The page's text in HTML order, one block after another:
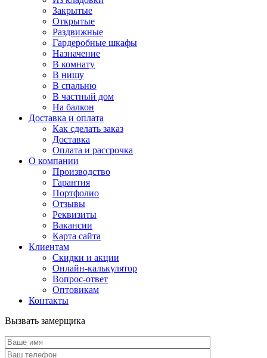
Закрытые
Открытые
Раздвижные
Гардеробные шкафы
Назначение
В комнату
В нишу
В спальню
В частный дом
На балкон
Доставка и оплата
Как сделать заказ
Доставка
Оплата и рассрочка
О компании
Производство
Гарантия
Портфолио
Отзывы
Реквизиты
Вакансии
Карта сайта
Клиентам
Скидки и акции
Онлайн-калькулятор
Вопрос-ответ
Оптовикам
Контакты
Вызвать замерщика